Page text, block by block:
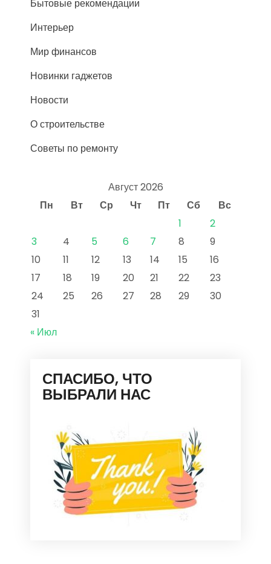
Бытовые рекомендации
Интерьер
Мир финансов
Новинки гаджетов
Новости
О строительстве
Советы по ремонту
Август 2026
Пн
Вт Ср Чт Пт Сб
Вс
1
2
3
4 5 6 7 8
9
10
11 12 13 14 15
16
17
18 19 20 21 22
23
24
25 26 27 28 29
30
31
« Июл
СПАСИБО, ЧТО
ВЫБРАЛИ НАС